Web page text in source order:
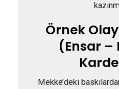
Örnek
(Ensar –
Mekke’deki